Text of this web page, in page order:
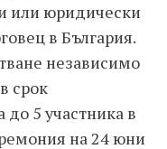
или юридически
в България.
независимо
срок
5 участника в
на 24 юни